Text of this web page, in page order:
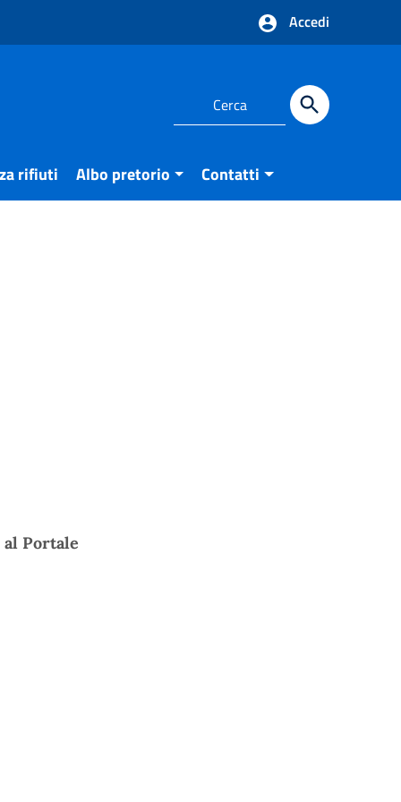
Accedi
rifiuti Albo pretorio Contatti
al Portale